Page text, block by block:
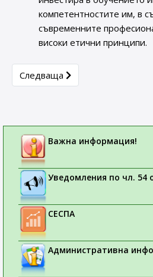
компетентностите им, в
съвременните
високи етични принципи.
Next article: Защита на личните
Следваща
Важна информация!
Уведомления по чл. 54
СЕСПА
Административна